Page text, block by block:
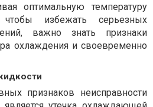
оптимальную температуру
чтобы избежать серьезных
важно знать признаки
охлаждения и своевременно
признаков неисправности